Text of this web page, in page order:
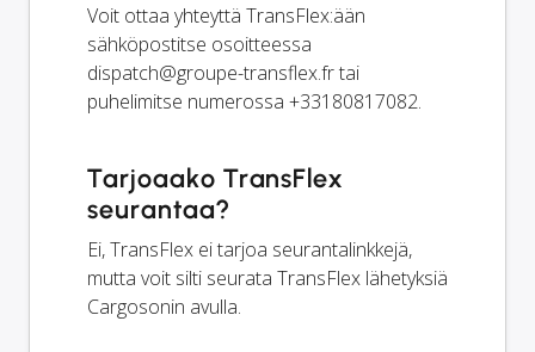
Voit ottaa yhteyttä TransFlex:ään
sähköpostitse osoitteessa
dispatch@groupe-transflex.frtai
puhelimitse numerossa +33180817082.
Tarjoaako TransFlex
seurantaa?
Ei, TransFlex ei tarjoa seurantalinkkejä,
mutta voit silti seurata TransFlex lähetyksiä
Cargosonin avulla.